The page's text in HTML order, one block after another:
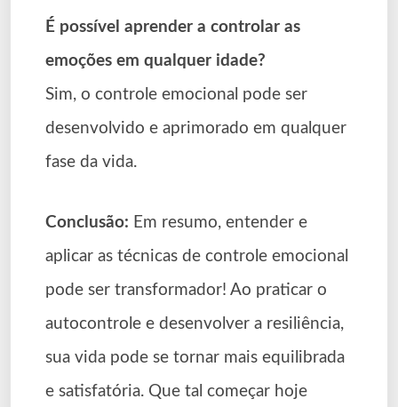
É possível aprender a controlar as
emoções em qualquer idade?
Sim, o controle emocional pode ser
desenvolvido e aprimorado em qualquer
fase da vida.
Conclusão: Em resumo, entender e
aplicar as técnicas de controle emocional
pode ser transformador! Ao praticar o
autocontrole e desenvolver a resiliência,
sua vida pode se tornar mais equilibrada
e satisfatória. Que tal começar hoje